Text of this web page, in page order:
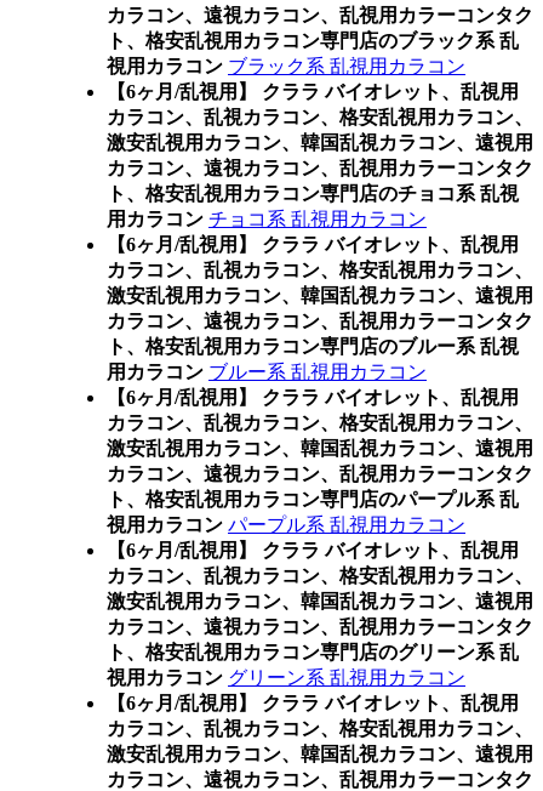
カラコン、遠視カラコン、乱視用カラーコンタク
ト、格安乱視用カラコン専門店のブラック系 乱
視用カラコン ブラック系 乱視用カラコン
【6ヶ月/乱視用】 クララ バイオレット、乱視用
カラコン、乱視カラコン、格安乱視用カラコン、
激安乱視用カラコン、韓国乱視カラコン、遠視用
カラコン、遠視カラコン、乱視用カラーコンタク
ト、格安乱視用カラコン専門店のチョコ系 乱視
用カラコン チョコ系 乱視用カラコン
【6ヶ月/乱視用】 クララ バイオレット、乱視用
カラコン、乱視カラコン、格安乱視用カラコン、
激安乱視用カラコン、韓国乱視カラコン、遠視用
カラコン、遠視カラコン、乱視用カラーコンタク
ト、格安乱視用カラコン専門店のブルー系 乱視
用カラコン ブルー系 乱視用カラコン
【6ヶ月/乱視用】 クララ バイオレット、乱視用
カラコン、乱視カラコン、格安乱視用カラコン、
激安乱視用カラコン、韓国乱視カラコン、遠視用
カラコン、遠視カラコン、乱視用カラーコンタク
ト、格安乱視用カラコン専門店のパープル系 乱
視用カラコン パープル系 乱視用カラコン
【6ヶ月/乱視用】 クララ バイオレット、乱視用
カラコン、乱視カラコン、格安乱視用カラコン、
激安乱視用カラコン、韓国乱視カラコン、遠視用
カラコン、遠視カラコン、乱視用カラーコンタク
ト、格安乱視用カラコン専門店のグリーン系 乱
視用カラコン グリーン系 乱視用カラコン
【6ヶ月/乱視用】 クララ バイオレット、乱視用
カラコン、乱視カラコン、格安乱視用カラコン、
激安乱視用カラコン、韓国乱視カラコン、遠視用
カラコン、遠視カラコン、乱視用カラーコンタク